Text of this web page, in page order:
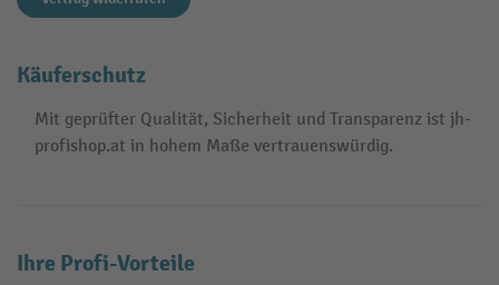
Käuferschutz
Mit geprüfter Qualität, Sicherheit und Transparenz ist jh-
profishop.at in hohem Maße vertrauenswürdig.
Ihre Profi-Vorteile